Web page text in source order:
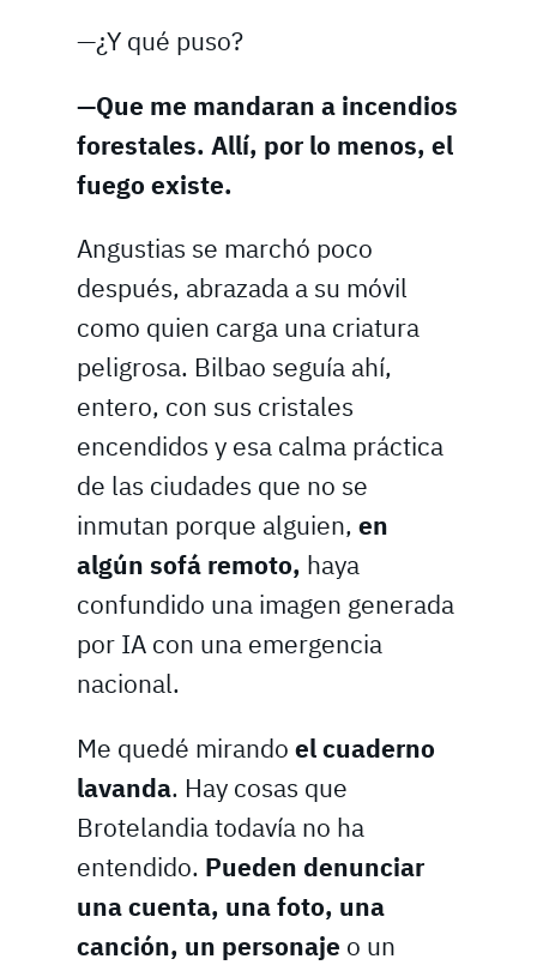
—¿Y qué puso?
—Que me mandaran a incendios
forestales. Allí, por lo menos, el
fuego existe.
Angustias se marchó poco
después, abrazada a su móvil
como quien carga una criatura
peligrosa. Bilbao seguía ahí,
entero, con sus cristales
encendidos y esa calma práctica
de las ciudades que no se
inmutan porque alguien, en
algún sofá remoto, haya
confundido una imagen generada
por IA con una emergencia
nacional.
Me quedé mirando el cuaderno
lavanda. Hay cosas que
Brotelandia todavía no ha
entendido. Pueden denunciar
una cuenta, una foto, una
canción, un personaje o un